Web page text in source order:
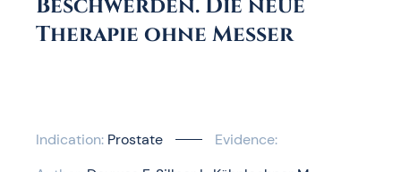
Beschwerden. Die neue
Therapie ohne Messer
Indication: Prostate
Evidence: